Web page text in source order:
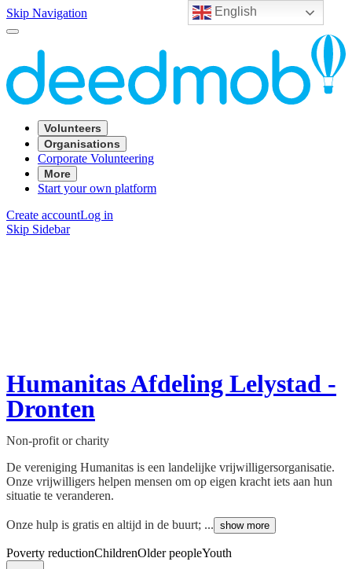
English
Skip Navigation
Volunteers
Organisations
Corporate Volunteering
More
Start your own platform
Create accountLog in
Skip Sidebar
Humanitas Afdeling Lelystad -
Dronten
Non-profit or charity
De vereniging Humanitas is een landelijke vrijwilligersorganisatie.
Onze vrijwilligers helpen mensen om op eigen kracht iets aan hun
situatie te veranderen.
Onze hulp is gratis en altijd in de buurt; ... show more
Poverty reductionChildrenOlder peopleYouth